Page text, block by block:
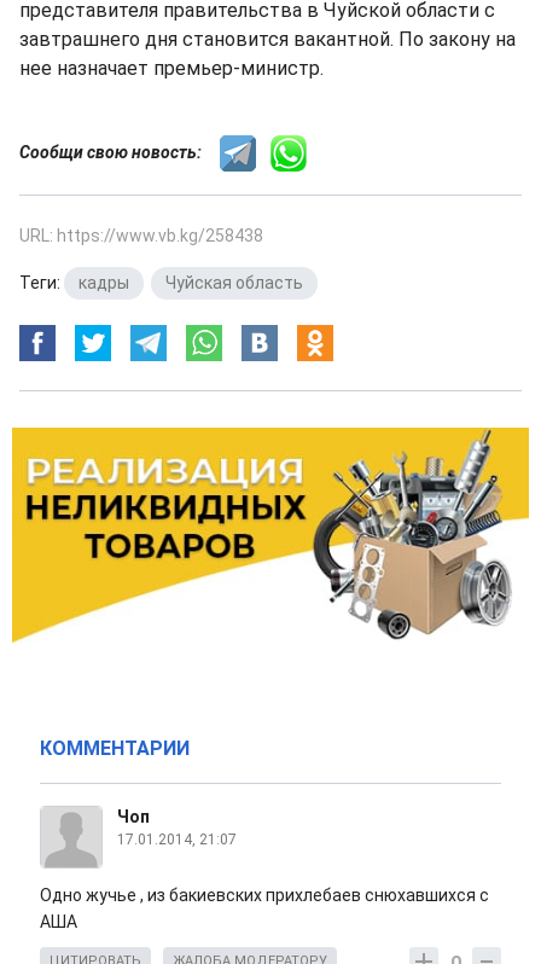
представителя правительства в Чуйской области с
завтрашнего дня становится вакантной. По закону на
нее назначает премьер-министр.
Сообщи свою новость:
URL: https://www.vb.kg/258438
Теги: кадры Чуйская область
КОММЕНТАРИИ
Чоп
17.01.2014, 21:07
Одно жучье , из бакиевских прихлебаев снюхавшихся с
АША